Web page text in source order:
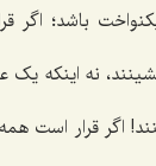
باشد؛ اگر
نه اینکه
اگر قرار است